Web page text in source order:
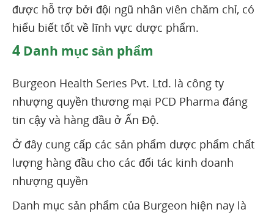
được hỗ trợ bởi đội ngũ nhân viên chăm chỉ, có
hiểu biết tốt về lĩnh vực dược phẩm.
4 Danh mục sản phẩm
Burgeon Health Series Pvt. Ltd. là công ty
nhượng quyền thương mại PCD Pharma đáng
tin cậy và hàng đầu ở Ấn Độ.
Ở đây cung cấp các sản phẩm dược phẩm chất
lượng hàng đầu cho các đối tác kinh doanh
nhượng quyền
Danh mục sản phẩm của Burgeon hiện nay là